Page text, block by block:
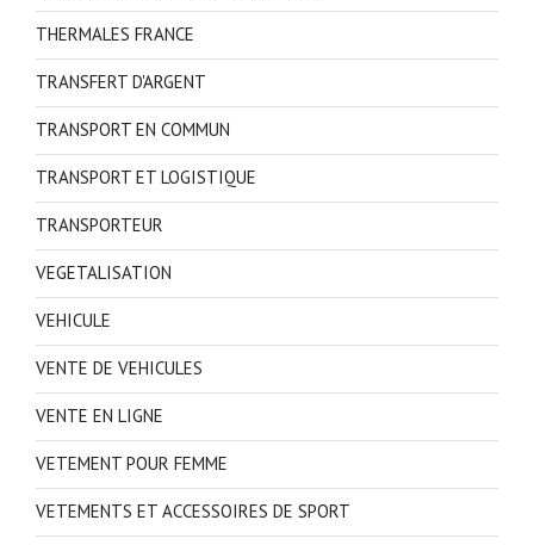
THERMALES FRANCE
TRANSFERT D'ARGENT
TRANSPORT EN COMMUN
TRANSPORT ET LOGISTIQUE
TRANSPORTEUR
VEGETALISATION
VEHICULE
VENTE DE VEHICULES
VENTE EN LIGNE
VETEMENT POUR FEMME
VETEMENTS ET ACCESSOIRES DE SPORT